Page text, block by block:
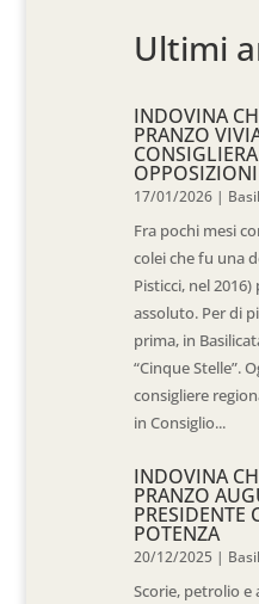
Ultimi
INDOVINA
PRANZO
OPPOSIZIONI
17/01/2026 |
Fra pochi mesi
colei che fu una
Pisticci, nel
assoluto. Per di
prima, in
“Cinque Stelle”.
consigliere
in Consiglio...
INDOVINA
PRANZO
PRESIDENTE
POTENZA
20/12/2025 |
Scorie, petrolio e